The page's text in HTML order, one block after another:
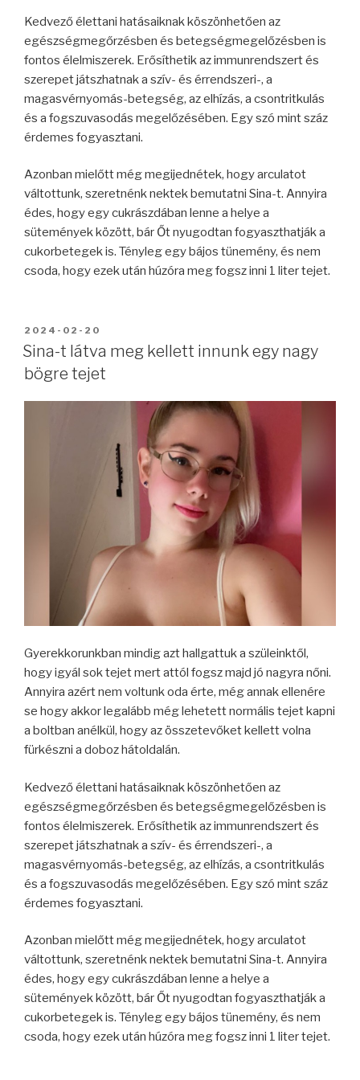
Kedvező élettani hatásaiknak köszönhetően az
egészségmegőrzésben és betegségmegelőzésben is
fontos élelmiszerek. Erősíthetik az immunrendszert és
szerepet játszhatnak a szív- és érrendszeri-, a
magasvérnyomás-betegség, az elhízás, a csontritkulás
és a fogszuvasodás megelőzésében. Egy szó mint száz
érdemes fogyasztani.
Azonban mielőtt még megijednétek, hogy arculatot
váltottunk, szeretnénk nektek bemutatni Sina-t. Annyira
édes, hogy egy cukrászdában lenne a helye a
sütemények között, bár Őt nyugodtan fogyaszthatják a
cukorbetegek is. Tényleg egy bájos tünemény, és nem
csoda, hogy ezek után húzóra meg fogsz inni 1 liter tejet.
BEKÜLDVE:
2024-02-20
Sina-t látva meg kellett innunk egy nagy
bögre tejet
Gyerekkorunkban mindig azt hallgattuk a szüleinktől,
hogy igyál sok tejet mert attól fogsz majd jó nagyra nőni.
Annyira azért nem voltunk oda érte, még annak ellenére
se hogy akkor legalább még lehetett normális tejet kapni
a boltban anélkül, hogy az összetevőket kellett volna
fürkészni a doboz hátoldalán.
Kedvező élettani hatásaiknak köszönhetően az
egészségmegőrzésben és betegségmegelőzésben is
fontos élelmiszerek. Erősíthetik az immunrendszert és
szerepet játszhatnak a szív- és érrendszeri-, a
magasvérnyomás-betegség, az elhízás, a csontritkulás
és a fogszuvasodás megelőzésében. Egy szó mint száz
érdemes fogyasztani.
Azonban mielőtt még megijednétek, hogy arculatot
váltottunk, szeretnénk nektek bemutatni Sina-t. Annyira
édes, hogy egy cukrászdában lenne a helye a
sütemények között, bár Őt nyugodtan fogyaszthatják a
cukorbetegek is. Tényleg egy bájos tünemény, és nem
csoda, hogy ezek után húzóra meg fogsz inni 1 liter tejet.